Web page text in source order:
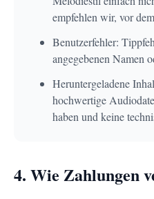
empfehlen wir, vor
Benutzerfehler:
angegebenen Namen
Heruntergeladene
hochwertige
haben und keine
4. Wie Zahlungen